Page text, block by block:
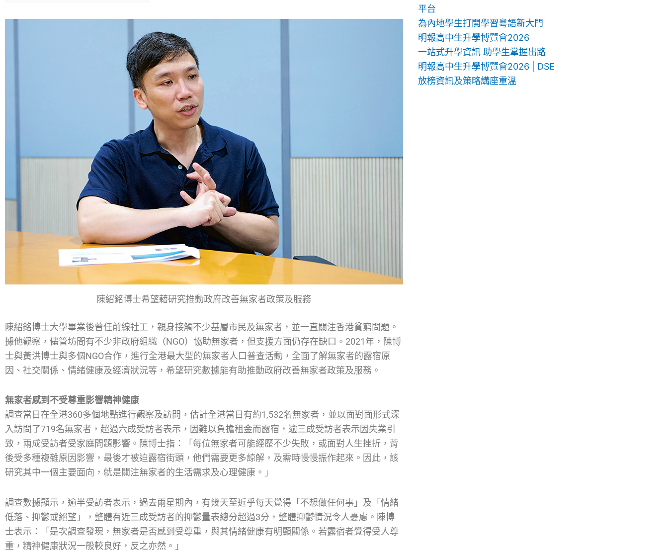
陳紹銘博士希望藉研究推動政府改善無家者政策及服務
陳紹銘博士大學畢業後曾任前線社工，親身接觸不少基層市民及無家者，並一直關注香港貧窮問題。
據他觀察，儘管坊間有不少非政府組織（NGO）協助無家者，但支援方面仍存在缺口。2021年，陳博
士與黃洪博士與多個NGO合作，進行全港最大型的無家者人口普查活動，全面了解無家者的露宿原
因、社交關係、情緒健康及經濟狀況等，希望研究數據能有助推動政府改善無家者政策及服務。
無家者感到不受尊重影響精神健康
調查當日在全港360多個地點進行觀察及訪問，估計全港當日有約1,532名無家者，並以面對面形式深
入訪問了719名無家者，超過六成受訪者表示，因難以負擔租金而露宿，逾三成受訪者表示因失業引
致，兩成受訪者受家庭問題影響。陳博士指：「每位無家者可能經歷不少失敗，或面對人生挫折，背
後受多種複雜原因影響，最後才被迫露宿街頭，他們需要更多諒解，及需時慢慢振作起來。因此，該
研究其中一個主要面向，就是關注無家者的生活需求及心理健康。」
調查數據顯示，逾半受訪者表示，過去兩星期內，有幾天至近乎每天覺得「不想做任何事」及「情緒
低落、抑鬱或絕望」，整體有近三成受訪者的抑鬱量表總分超過3分，整體抑鬱情況令人憂慮。陳博
士表示：「是次調查發現，無家者是否感到受尊重，與其情緒健康有明顯關係。若露宿者覺得受人尊
重，精神健康狀況一般較良好，反之亦然。」
平台
為內地學生打開學習粵語新大門
明報高中生升學博覽會2026
一站式升學資訊 助學生掌握出路
明報高中生升學博覽會2026 | DSE
放榜資訊及策略講座重溫